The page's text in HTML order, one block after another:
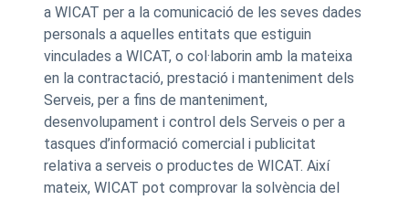
a WICAT per a la comunicació de les seves dades
personals a aquelles entitats que estiguin
vinculades a WICAT, o col·laborin amb la mateixa
en la contractació, prestació i manteniment dels
Serveis, per a fins de manteniment,
desenvolupament i control dels Serveis o per a
tasques d’informació comercial i publicitat
relativa a serveis o productes de WICAT. Així
mateix, WICAT pot comprovar la solvència del